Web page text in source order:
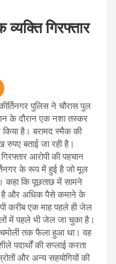
गिरफ्तार
पुलिस ने चौरास पुल
के दौरान एक नशा तस्कर
है। बरामद स्मैक की
रुपए बताई जा रही है।
आरोपी की पहचान
के रूप में हुई है जो मूल
कहा कि पूछताछ में सामने
है और अधिक पैसे कमाने के
करीब एक माह पहले ही जेल
में पहले भी जेल जा चुका है।
चमोली तक फैला हुआ था। वह
पदार्थों की सप्लाई करता
और अन्य सहयोगियों की